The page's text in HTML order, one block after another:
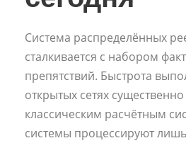
Система распределённых
сталкивается с набором
препятствий. Быстрота
открытых сетях существенно
классическим расчётным
системы процессируют